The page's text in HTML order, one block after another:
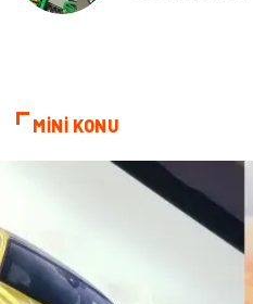
Bebek Giyim
MİNİ KONU